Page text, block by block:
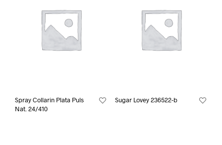
Spray Collarin Plata Puls
Nat. 24/410
Sugar Lovey 236522-b